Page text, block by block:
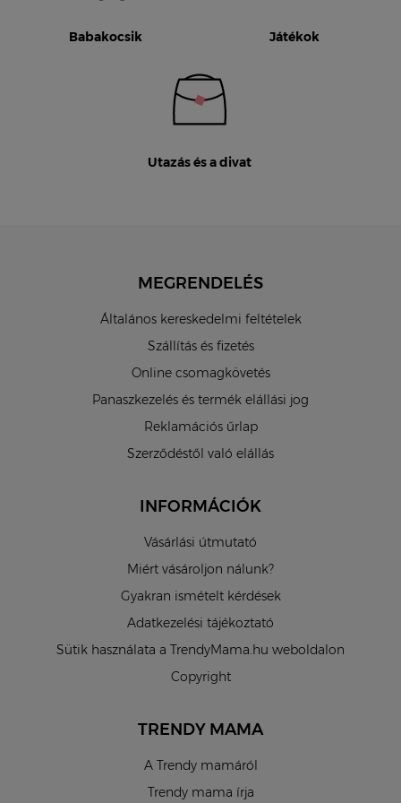
Babakocsik Játékok
Utazás és a divat
MEGRENDELÉS
Általános kereskedelmi feltételek
Szállítás és fizetés
Online csomagkövetés
Panaszkezelés és termék elállási jog
Reklamációs űrlap
Szerződéstől való elállás
INFORMÁCIÓK
Vásárlási útmutató
Miért vásároljon nálunk?
Gyakran ismételt kérdések
Adatkezelési tájékoztató
Sütik használata a TrendyMama.hu weboldalon
Copyright
TRENDY MAMA
A Trendy mamáról
Trendy mama írja